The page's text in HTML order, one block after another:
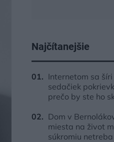
Najčítanejšie
Internetom sa
sedačiek
prečo by ste ho
Dom v
miesta na život
súkromiu